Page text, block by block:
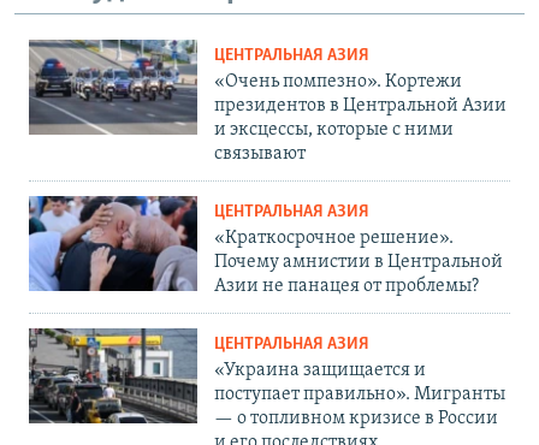
ЦЕНТРАЛЬНАЯ АЗИЯ
«Очень помпезно». Кортежи
президентов в Центральной Азии
и эксцессы, которые с ними
связывают
ЦЕНТРАЛЬНАЯ АЗИЯ
«Краткосрочное решение».
Почему амнистии в Центральной
Азии не панацея от проблемы?
ЦЕНТРАЛЬНАЯ АЗИЯ
«Украина защищается и
поступает правильно». Мигранты
— о топливном кризисе в России